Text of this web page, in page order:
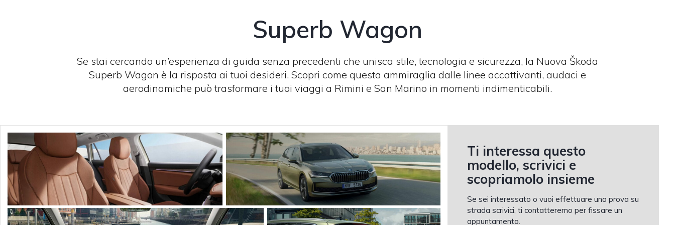
Superb Wagon
Se stai cercando un’esperienza di guida senza precedenti che unisca stile, tecnologia e sicurezza, la Nuova Škoda
Superb Wagon è la risposta ai tuoi desideri. Scopri come questa ammiraglia dalle linee accattivanti, audaci e
aerodinamiche può trasformare i tuoi viaggi a Rimini e San Marino in momenti indimenticabili.
Ti interessa questo
modello, scrivici e
scopriamolo insieme
Se sei interessato o vuoi effettuare una prova su
strada scrivici, ti contatteremo per fissare un
appuntamento.